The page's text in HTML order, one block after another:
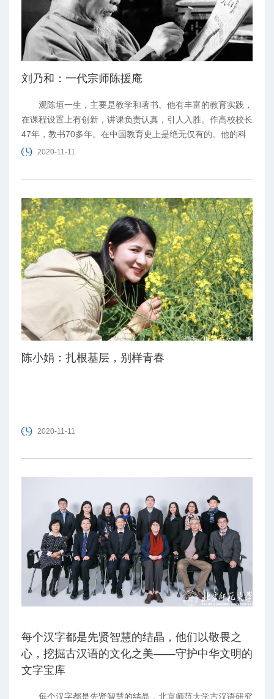
刘乃和：一代宗师陈援庵
观陈垣一生，主要是教学和著书。他有丰富的教育实践，
在课程设置上有创新，讲课负责认真，引人入胜。作高校校长
47年，教书70多年。在中国教育史上是绝无仅有的。他的科
研在史学领域中范围校广，专著20多种，论文百余篇。文风
2020-11-11
陈小娟：扎根基层，别样青春
2020-11-11
每个汉字都是先贤智慧的结晶，他们以敬畏之
心，挖掘古汉语的文化之美——守护中华文明的
文字宝库
每个汉字都是先贤智慧的结晶，北京师范大学古汉语研究